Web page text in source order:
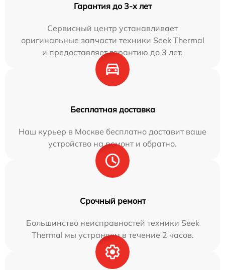
Гарантия до 3-х лет
Сервисный центр устанавливает
оригинальные запчасти техники Seek Thermal
и предоставляет гарантию до 3 лет.
Бесплатная доставка
Наш курьер в Москве бесплатно доставит ваше
устройство на ремонт и обратно.
Срочный ремонт
Большинство неисправностей техники Seek
Thermal мы устраняем в течение 2 часов.